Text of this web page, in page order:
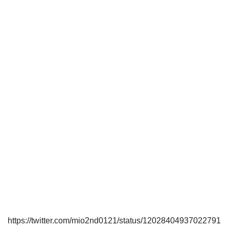
https://twitter.com/mio2nd0121/status/12028404937022791